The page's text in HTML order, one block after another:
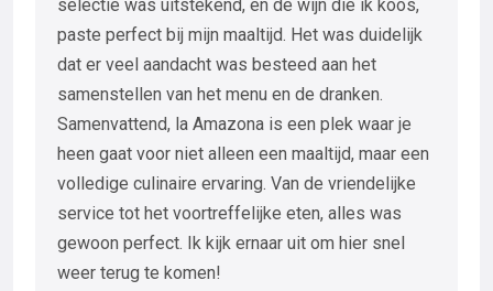
selectie was uitstekend, en de wijn die ik koos,
paste perfect bij mijn maaltijd. Het was duidelijk
dat er veel aandacht was besteed aan het
samenstellen van het menu en de dranken.
Samenvattend, la Amazona is een plek waar je
heen gaat voor niet alleen een maaltijd, maar een
volledige culinaire ervaring. Van de vriendelijke
service tot het voortreffelijke eten, alles was
gewoon perfect. Ik kijk ernaar uit om hier snel
weer terug te komen!